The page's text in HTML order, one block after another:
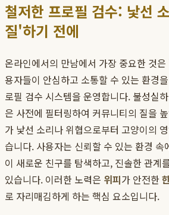
철저한 프로필 검수: 낯선
질'하기 전에
온라인에서의 만남에서 가장 중요한 것
용자들이 안심하고 소통할 수 있는 환경
로필 검수 시스템을 운영합니다. 불성실
은 사전에 필터링하여 커뮤니티의 질을
가 낯선 소리나 위협으로부터 고양이의
습니다. 사용자는 신뢰할 수 있는 환경 속
이 새로운 친구를 탐색하고, 진솔한 관계
있습니다. 이러한 노력은 위피가 안전한
로 자리매김하게 하는 핵심 요소입니다.